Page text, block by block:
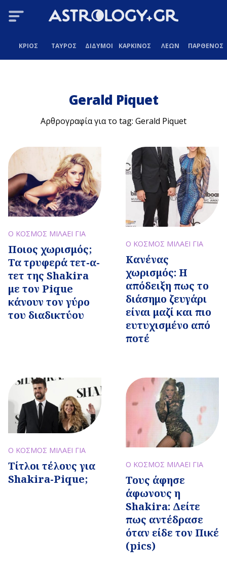
ΚΡΙΟΣ ΤΑΥΡΟΣ ΔΙΔΥΜΟΙ ΚΑΡΚΙΝΟΣ ΛΕΩΝ ΠΑΡΘΕΝΟΣ
Gerald Piquet
Αρθρογραφία για το tag: Gerald Piquet
Ο ΚΟΣΜΟΣ ΜΙΛΑΕΙ ΓΙΑ
Ποιος χωρισμός;
Τα τρυφερά τετ-α-
τετ της Shakira
με τον Pique
κάνουν τον γύρο
του διαδικτύου
Ο ΚΟΣΜΟΣ ΜΙΛΑΕΙ ΓΙΑ
Κανένας
χωρισμός: Η
απόδειξη πως το
διάσημο ζευγάρι
είναι μαζί και πιο
ευτυχισμένο από
ποτέ
Ο ΚΟΣΜΟΣ ΜΙΛΑΕΙ ΓΙΑ
Τίτλοι τέλους για
Shakira-Pique;
Ο ΚΟΣΜΟΣ ΜΙΛΑΕΙ ΓΙΑ
Τους άφησε
άφωνους η
Shakira: Δείτε
πως αντέδρασε
όταν είδε τον Πικέ
(pics)